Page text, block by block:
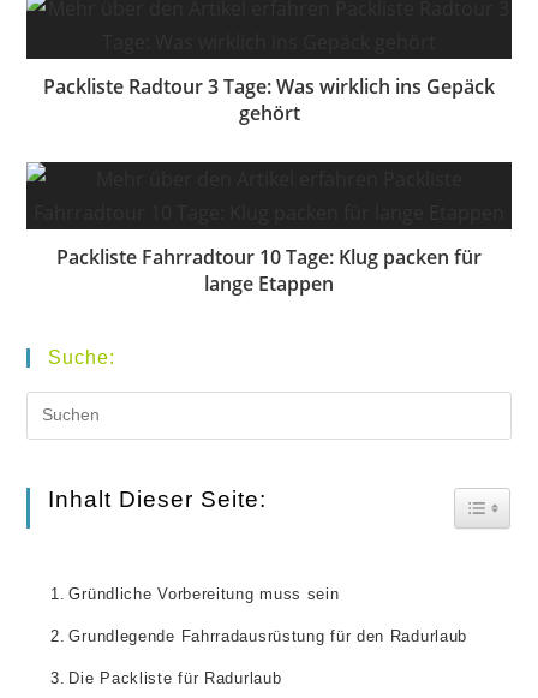
Packliste Radtour 3 Tage: Was wirklich ins Gepäck
gehört
Packliste Fahrradtour 10 Tage: Klug packen für
lange Etappen
Suche:
to
Inhalt Dieser Seite: Toggle
Gründliche Vorbereitung muss sein
Grundlegende Fahrradausrüstung für den Radurlaub
Die Packliste für Radurlaub